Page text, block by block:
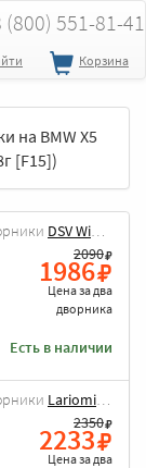
(800) 551-81-41
Корзина
на BMW X5
[F15])
DSV Wiper Blade
2090
1986
Цена задва
дворника
Есть в наличии
Lariomi Hybrid
2350
2233
Цена задва